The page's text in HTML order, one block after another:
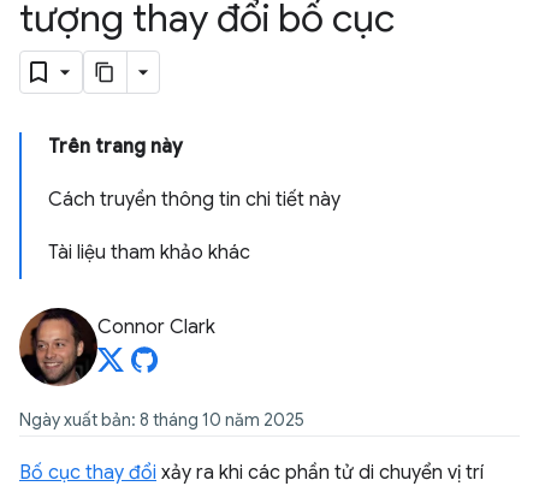
tượng thay đổi bố cục
Trên trang này
Cách truyền thông tin chi tiết này
Tài liệu tham khảo khác
Connor Clark
Ngày xuất bản: 8 tháng 10 năm 2025
Bố cục thay đổi xảy ra khi các phần tử di chuyển vị trí